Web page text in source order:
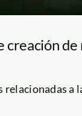
de
a